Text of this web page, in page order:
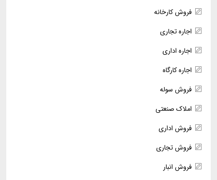
فروش کارخانه
اجاره تجاری
اجاره اداری
اجاره کارگاه
فروش سوله
املاک صنعتی
فروش اداری
فروش تجاری
فروش انبار